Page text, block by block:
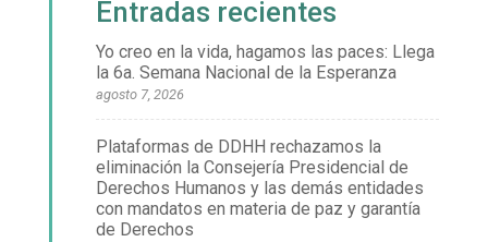
Entradas recientes
Yo creo en la vida, hagamos las paces: Llega
la 6a. Semana Nacional de la Esperanza
agosto 7, 2026
Plataformas de DDHH rechazamos la
eliminación la Consejería Presidencial de
Derechos Humanos y las demás entidades
con mandatos en materia de paz y garantía
de Derechos